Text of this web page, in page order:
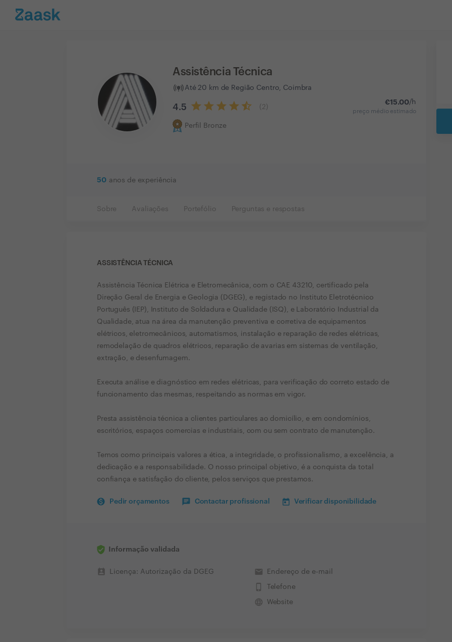
Assistência Técnica
Até 20 km de Região Centro, Coimbra
4.5 ( 2
Perfil Bronze
€15.00/h
preço médio estimado
50 anos de experiência
Sobre Avaliações Portefólio Perguntas e respostas
ASSISTÊNCIA TÉCNICA
Assistência Técnica Elétrica e Eletromecânica, com o CAE 43210, certificado pela
Direção Geral de Energia e Geologia (DGEG), e registado no Instituto Eletrotécnico
Português (IEP), Instituto de Soldadura e Qualidade (ISQ), e Laboratório Industrial da
Qualidade, atua na área da manutenção preventiva e corretiva de equipamentos
elétricos, eletromecânicos, automatismos, instalação e reparação de redes elétricas,
remodelação de quadros elétricos, reparação de avarias em sistemas de ventilação,
extração, e desenfumagem.
Executa análise e diagnóstico em redes elétricas, para verificação do correto estado de
funcionamento das mesmas, respeitando as normas em vigor.
Presta assistência técnica a clientes particulares ao domicílio, e em condomínios,
escritórios, espaços comercias e industriais, com ou sem contrato de manutenção.
Temos como principais valores a ética, a integridade, o profissionalismo, a excelência, a
dedicação e a responsabilidade. O nosso principal objetivo, é a conquista da total
confiança e satisfação do cliente, pelos serviços que prestamos.
Pedir orçamentos Contactar profissional Verificar disponibilidade
Informação validada
perm_contact_calendar Licença: Autorização da DGEG email Endereço de e-mail
phone_iphone Telefone
language Website